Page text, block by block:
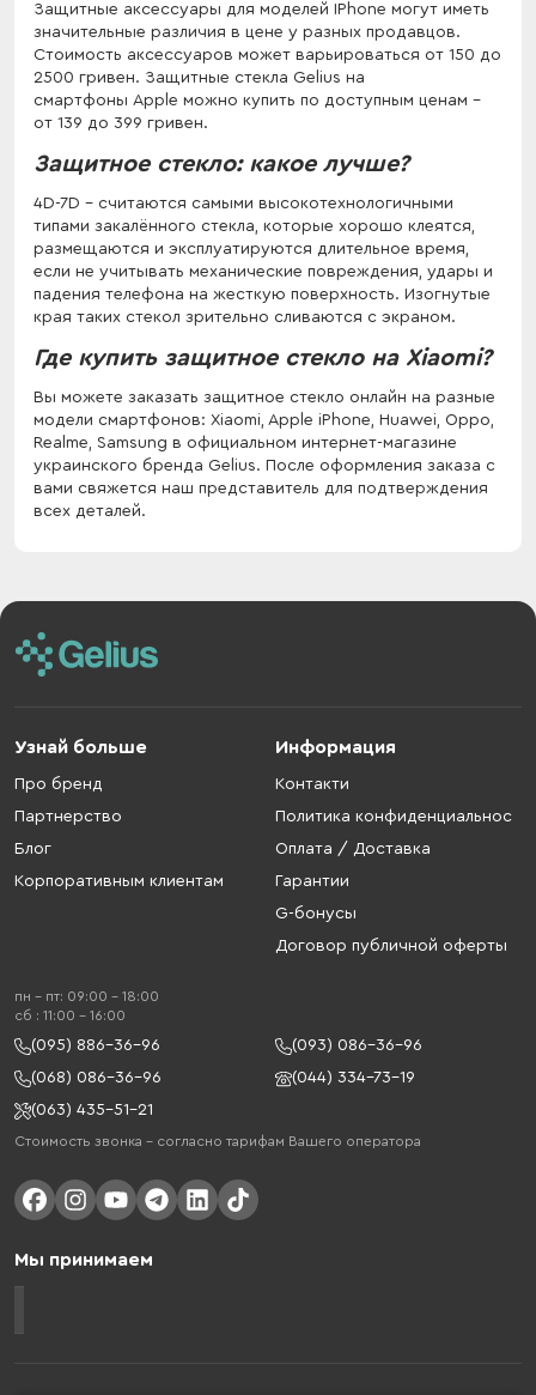
Защитные аксессуары для моделей IPhone могут иметь
значительные различия в цене у разных продавцов.
Стоимость аксессуаров может варьироваться от 150 до
2500 гривен. Защитные стекла Gelius на
смартфоны Apple можно купить по доступным ценам -
от 139 до 399 гривен.
Защитное стекло: какое лучше?
4D-7D - считаются самыми высокотехнологичными
типами закалённого стекла, которые хорошо клеятся,
размещаются и эксплуатируются длительное время,
если не учитывать механические повреждения, удары и
падения телефона на жесткую поверхность. Изогнутые
края таких стекол зрительно сливаются с экраном.
Где купить защитное стекло на Xiaomi?
Вы можете заказать защитное стекло онлайн на разные
модели смартфонов: Xiaomi, Apple iPhone, Huawei, Oppo,
Realme, Samsung в официальном интернет-магазине
украинского бренда Gelius. После оформления заказа с
вами свяжется наш представитель для подтверждения
всех деталей.
Узнай больше
Про бренд
Партнерство
Блог
Корпоративным клиентам
Информация
Контакти
Политика конфиденциальнос
Оплата / Доставка
Гарантии
G-бонусы
Договор публичной оферты
пн - пт: 09:00 - 18:00
cб : 11:00 - 16:00
(095) 886-36-96
(093) 086-36-96
(068) 086-36-96
(044) 334-73-19
(063) 435-51-21
Стоимость звонка – согласно тарифам Вашего оператора
Мы принимаем